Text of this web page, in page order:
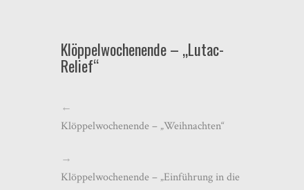
Klöppelwochenende – „Lutac-
Relief“
←
Klöppelwochenende – „Weihnachten“
→
Klöppelwochenende – „Einführung in die